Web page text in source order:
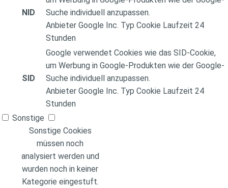
NID
Suche individuell anzupassen.
Anbieter Google Inc. Typ Cookie Laufzeit 24
Stunden
SID
Google verwendet Cookies wie das SID-Cookie,
um Werbung in Google-Produkten wie der Google-
Suche individuell anzupassen.
Anbieter Google Inc. Typ Cookie Laufzeit 24
Stunden
Sonstige
Sonstige Cookies
müssen noch
analysiert werden und
wurden noch in keiner
Kategorie eingestuft.